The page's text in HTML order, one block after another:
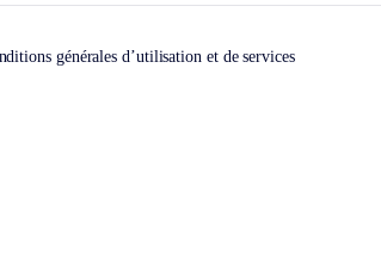
générales d’utilisation et de services